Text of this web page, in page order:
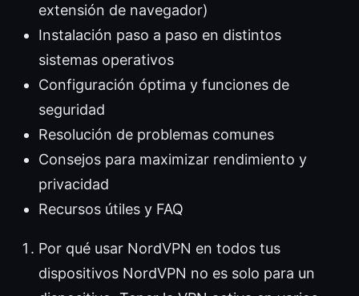
extensión de navegador)
Instalación paso a paso en distintos
sistemas operativos
Configuración óptima y funciones de
seguridad
Resolución de problemas comunes
Consejos para maximizar rendimiento y
privacidad
Recursos útiles y FAQ
Por qué usar NordVPN en todos tus
dispositivos NordVPN no es solo para un